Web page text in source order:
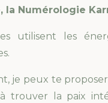
la Numérologie
utilisent les
je peux te
trouver la paix